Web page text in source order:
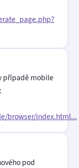
případě mobile
browser/index.html...
pod